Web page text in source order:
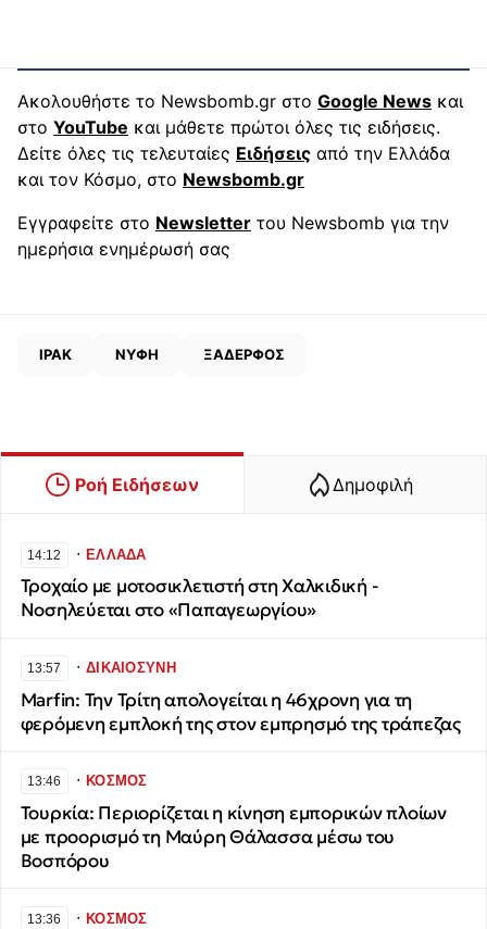
Ακολουθήστε το Newsbomb.gr στο Google News και
στο YouTube και μάθετε πρώτοι όλες τις ειδήσεις.
Δείτε όλες τις τελευταίες Ειδήσεις από την Ελλάδα
και τον Κόσμο, στο Newsbomb.gr
Εγγραφείτε στο Newsletter του Newsbomb για την
ημερήσια ενημέρωσή σας
ΙΡΑΚ ΝΥΦΗ ΞΑΔΕΡΦΟΣ
Ροή Ειδήσεων Δημοφιλή
14:12 ∙ΕΛΛΑΔΑ
Τροχαίο με μοτοσικλετιστή στη Χαλκιδική -
Νοσηλεύεται στο «Παπαγεωργίου»
13:57 ∙ΔΙΚΑΙΟΣΥΝΗ
Marfin: Την Τρίτη απολογείται η 46χρονη για τη
φερόμενη εμπλοκή της στον εμπρησμό της τράπεζας
13:46 ∙ΚΟΣΜΟΣ
Τουρκία: Περιορίζεται η κίνηση εμπορικών πλοίων
με προορισμό τη Μαύρη Θάλασσα μέσω του
Βοσπόρου
13:36 ∙ΚΟΣΜΟΣ